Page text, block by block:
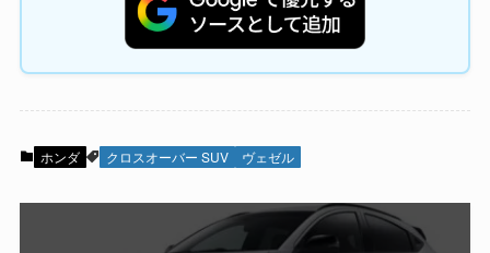
ホンダ クロスオーバー SUV ヴェゼル